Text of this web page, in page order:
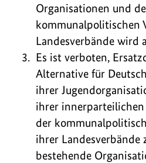
Organisationen und
kommunalpolitischen
Landesverbände wird
Es ist verboten,
Alternative für
ihrer
ihrer
der
ihrer Landesverbände
bestehende